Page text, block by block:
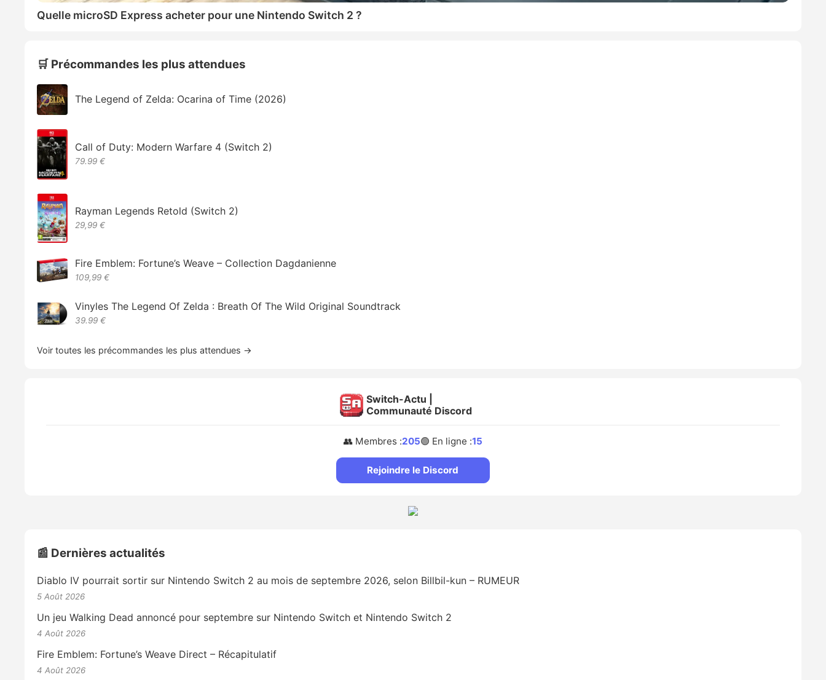
Quelle microSD Express acheter pour une Nintendo Switch 2 ?
🛒 Précommandes les plus attendues
The Legend of Zelda: Ocarina of Time (2026)
Call of Duty: Modern Warfare 4 (Switch 2)
79.99 €
Rayman Legends Retold (Switch 2)
29,99 €
Fire Emblem: Fortune’s Weave – Collection Dagdanienne
109,99 €
Vinyles The Legend Of Zelda : Breath Of The Wild Original Soundtrack
39.99 €
Voir toutes les précommandes les plus attendues →
Switch-Actu |
Communauté Discord
👥 Membres :205🟢 En ligne :15
Rejoindre le Discord
📰 Dernières actualités
Diablo IV pourrait sortir sur Nintendo Switch 2 au mois de septembre 2026, selon Billbil-kun – RUMEUR
5 Août 2026
Un jeu Walking Dead annoncé pour septembre sur Nintendo Switch et Nintendo Switch 2
4 Août 2026
Fire Emblem: Fortune’s Weave Direct – Récapitulatif
4 Août 2026